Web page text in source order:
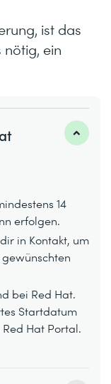
ist das
nötig, ein
14
erfolgen.
in Kontakt, um
bei Red Hat.
Startdatum
Hat Portal.